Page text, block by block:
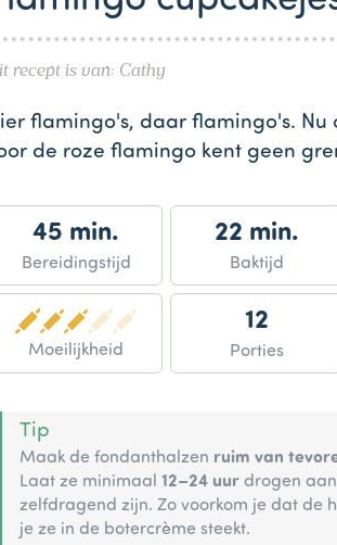
recept is van: Cathy
flamingo's, daar flamingo's. Nu
de roze flamingo kent geen
45 min.
Bereidingstijd
22 min.
Baktijd
Moeilijkheid
12
Porties
Tip
Maak de fondanthalzen ruim van
Laat ze minimaal 12–24 uur drogen
zelfdragend zijn. Zo voorkom je dat de
je ze in de botercrème steekt.